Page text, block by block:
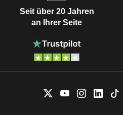
Seit über 20 Jahren
an Ihrer Seite